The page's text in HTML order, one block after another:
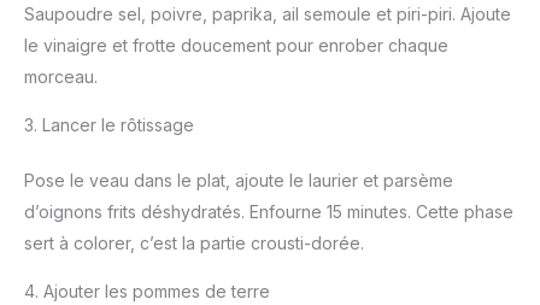
Saupoudre sel, poivre, paprika, ail semoule et piri-piri. Ajoute
le vinaigre et frotte doucement pour enrober chaque
morceau.
3. Lancer le rôtissage
Pose le veau dans le plat, ajoute le laurier et parsème
d’oignons frits déshydratés. Enfourne 15 minutes. Cette phase
sert à colorer, c’est la partie crousti-dorée.
4. Ajouter les pommes de terre